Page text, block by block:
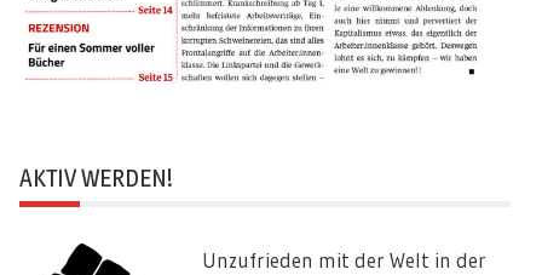
AKTIV WERDEN!
Unzufrieden mit der Welt in der